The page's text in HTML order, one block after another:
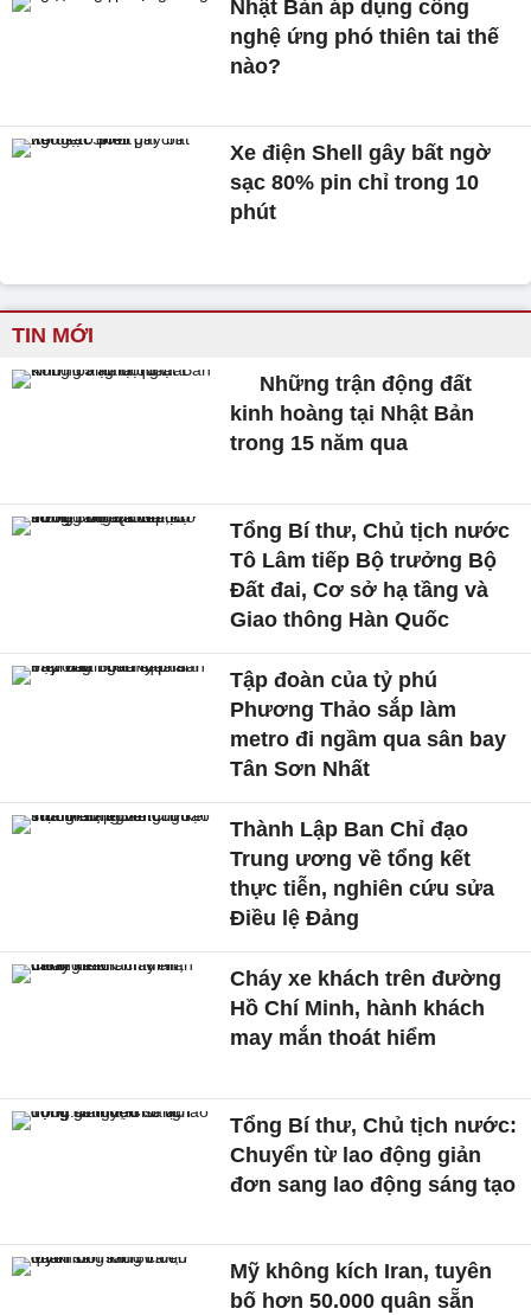
Nhật Bản áp dụng công
nghệ ứng phó thiên tai thế
nào?
Xe điện Shell gây bất ngờ
sạc 80% pin chỉ trong 10
phút
TIN MỚI
Những trận động đất
kinh hoàng tại Nhật Bản
trong 15 năm qua
Tổng Bí thư, Chủ tịch nước
Tô Lâm tiếp Bộ trưởng Bộ
Đất đai, Cơ sở hạ tầng và
Giao thông Hàn Quốc
Tập đoàn của tỷ phú
Phương Thảo sắp làm
metro đi ngầm qua sân bay
Tân Sơn Nhất
Thành Lập Ban Chỉ đạo
Trung ương về tổng kết
thực tiễn, nghiên cứu sửa
Điều lệ Đảng
Cháy xe khách trên đường
Hồ Chí Minh, hành khách
may mắn thoát hiểm
Tổng Bí thư, Chủ tịch nước:
Chuyển từ lao động giản
đơn sang lao động sáng tạo
Mỹ không kích Iran, tuyên
bố hơn 50.000 quân sẵn